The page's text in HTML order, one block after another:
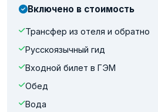
Включено в стоимость
Трансфер из отеля и обратно
Русскоязычный гид
Входной билет в ГЭМ
Обед
Вода